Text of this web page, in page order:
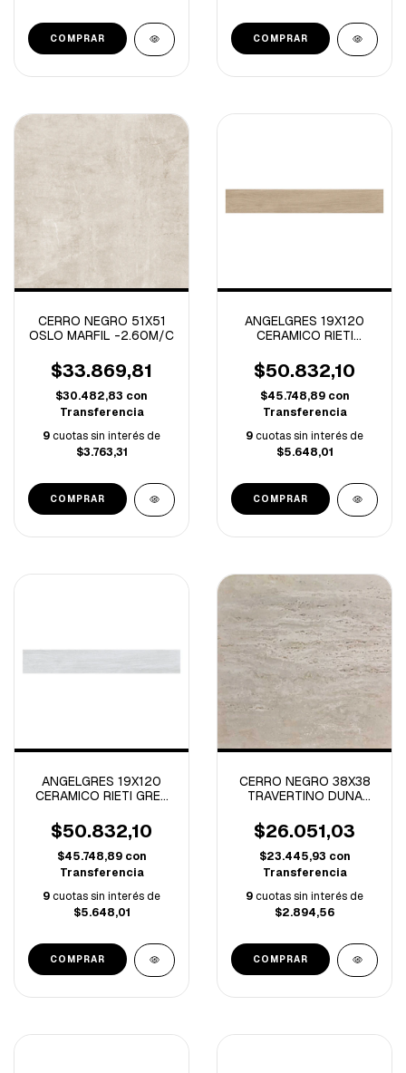
CERRO NEGRO 51X51
OSLO MARFIL -2.60M/C
$33.869,81
$30.482,83 con
Transferencia
9cuotas sin interés de
$3.763,31
ANGELGRES 19X120
CERAMICO RIETI
2.28M/C
$50.832,10
$45.748,89 con
Transferencia
9cuotas sin interés de
$5.648,01
ANGELGRES 19X120
CERAMICO RIETI GREY
$50.832,10
$45.748,89 con
Transferencia
9cuotas sin interés de
$5.648,01
CERRO NEGRO 38X38
TRAVERTINO DUNA
$26.051,03
$23.445,93 con
Transferencia
9cuotas sin interés de
$2.894,56